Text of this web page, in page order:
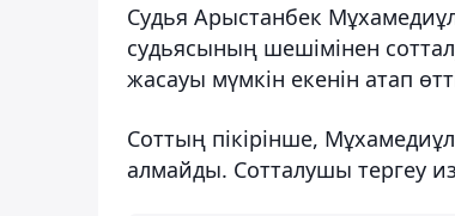
Судья Арыстанбек
судьясының шешімінен
жасауы мүмкін екенін атап
Соттың пікірінше,
алмайды. Сотталушы тергеу